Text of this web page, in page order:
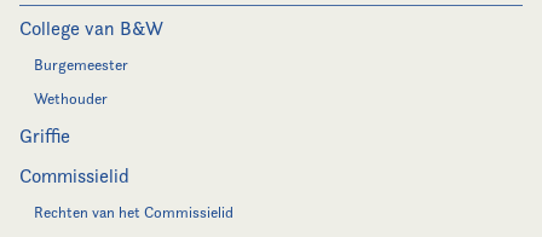
College van B&W
Burgemeester
Wethouder
Griffie
Commissielid
Rechten van het Commissielid